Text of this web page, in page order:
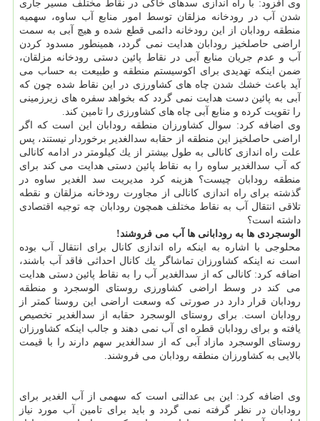
وی افزود: با راه اندازی سدهای خاكی در نقاط مختلف مسیر جاری
شدن آب در رودخانه مزلقان توسط امور منابع آب ساوه، سهمیه
منطقه رودابان از این رودخانه دائمی قطع شده و هیچ آبی به سمت
اراضی حاصلخیز رودابان هدایت نمی گردد، همینطور مسدود كردن
آب و عدم جریان منابع آبی در نقاط پائین دستی رودخانه مزلقان،
ضمن اینكه تهدیدی برای اكوسیستم منطقه و طبیعت به حساب می
آید باعث خشك شدن چاه های كشاورزی در این نقاط شده چون كه
آبی به پائین دست هدایت نمی گردد كه بخواهد سفره های زیرزمینی
را تقویت كرده و منابع آبی چاه های كشاورزی را تامین كند.
وی اضافه كرد: سوال كشاورزان منطقه رودابان این است كه اگر
اراضی حاصلخیز این منطقه از حقابه سدالغدیر برخوردار نیستند، پس
علت راه اندازی كانالی به طول بیشتر از یك كیلومتر در ادامه كانالی
كه آب سدالغدیر ساوه را به نقاط پائین دستی هدایت می كند برای
منطقه رودابان چیست؟ هزینه كرد مدیریت سد الغدیر ساوه در
گذشته برای راه اندازی كانالی از مجاورت رودخانه مزلقان و نقطه
تلاقی انتقال آب به نقاط مختلف همچون رودابان چه توجیه اقتصادی
داشته است؟
الوسجردی ها به رودابانی ها آب می فروشند!
محلوجی با اشاره به اینكه راه اندازی كانال برای انتقال آب بوده
است نه اینكه كشاورزان تماشاگر یك كانال احداثی فاقد آب باشند،
اضافه كرد: كانالی كه از سدالغدیر آب را به نقاط پائین دستی هدایت
می كند در وسط اراضی كشاورزی روستای الوسجرد و منطقه
رودابان قرار دارد در صورتی كه وسعت اراضی این روستا كمتر از
رودابان است. برای روستای الوسجرد حقابه از سدالغدیر تخصیص
یافته و برای رودابان قطره ای آب نمی دهند و جالب اینكه كشاورزان
روستای الوسجرد مازاد آبی كه از سدالغدیر سهم دارند را با قیمت
بالایی به كشاورزان منطقه رودابان می فروشند.
وی اضافه كرد: این بی عدالتی است كه سهمی از آب الغدیر برای
رودابان در نظر گرفته نمی گردد و باید برای تامین آب مورد نیاز